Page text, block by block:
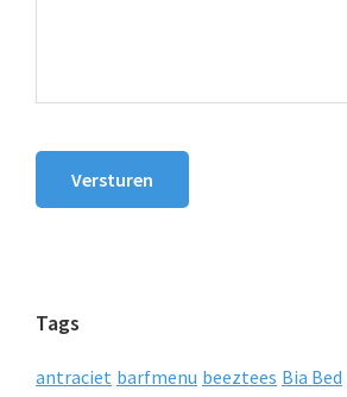
Versturen
Tags
antraciet barfmenu beeztees Bia Bed